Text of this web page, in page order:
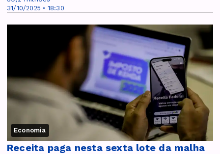
31/10/2025 • 18:30
Economia
Receita paga nesta sexta lote da malha